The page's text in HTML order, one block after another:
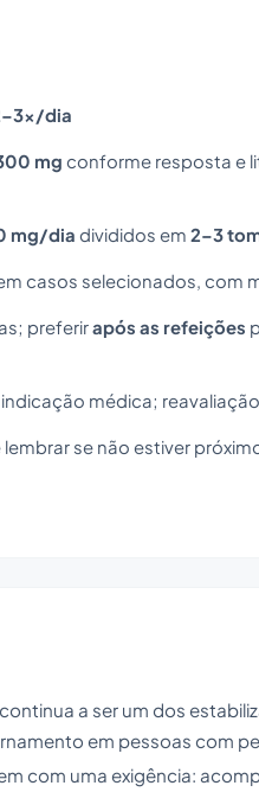
dia
mg conforme resposta e
mg/dia divididos em 2–3
casos selecionados, com
preferirapós as refeições
médica;
se não estiver
a ser um dos
em pessoas com
com uma exigência: